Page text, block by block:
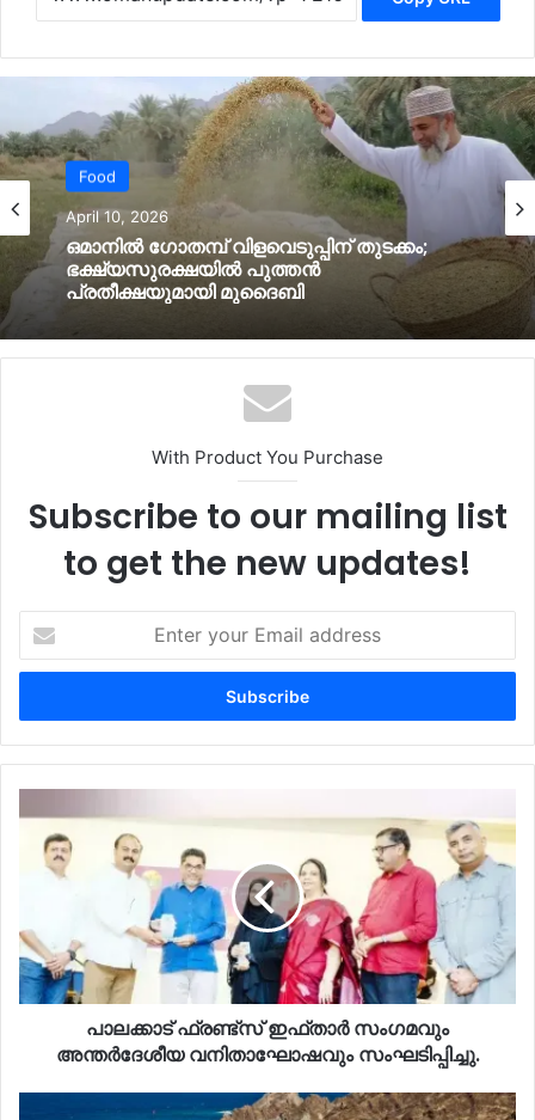
Food
April 10, 2026
ഒമാനില്‍ ഗോതമ്പ് വിളവെടുപ്പിന് തുടക്കം;
ഭക്ഷ്യസുരക്ഷയില്‍ പുത്തൻ
പ്രതീക്ഷയുമായി മുദൈബി
With Product You Purchase
Subscribe to our mailing list
to get the new updates!
your
Email
പാലക്കാട് ഫ്രണ്ട്സ് ഇഫ്താർ സംഗമവും
അന്തർദേശീയ വനിതാഘോഷവും സംഘടിപ്പിച്ചു.